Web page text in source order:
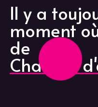
Il y a
moment
de
Changer